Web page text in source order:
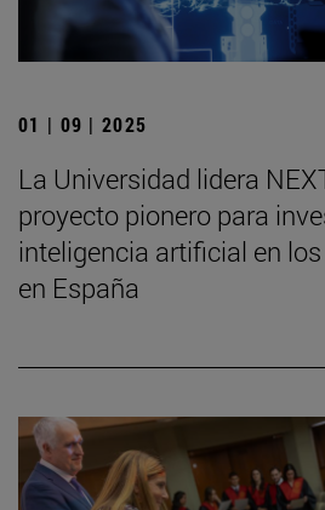
01 | 09 | 2025
La Universidad lidera
proyecto pionero para
inteligencia artificial en
en España